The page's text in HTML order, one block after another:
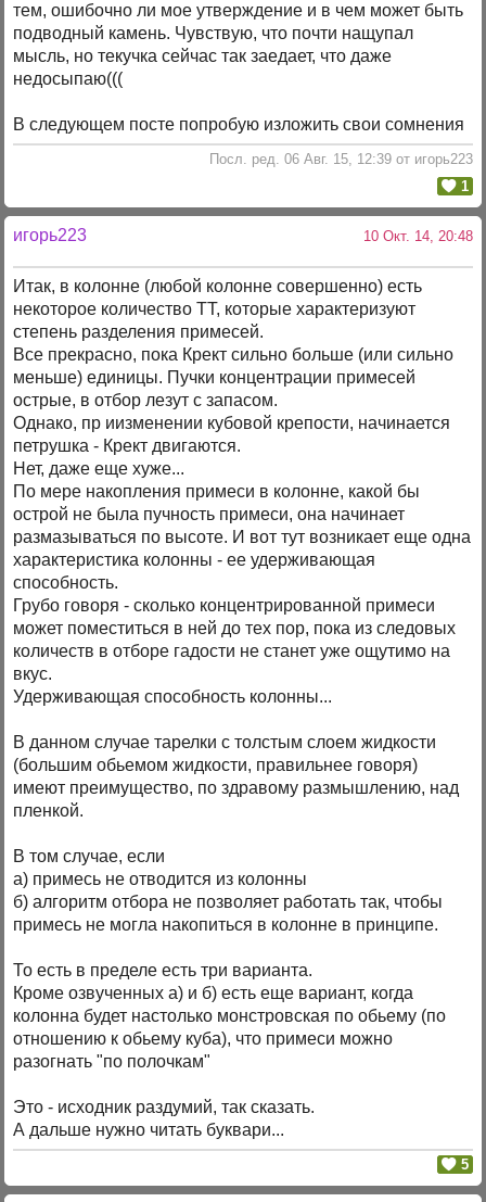
тем, ошибочно ли мое утверждение и в чем может быть
подводный камень. Чувствую, что почти нащупал
мысль, но текучка сейчас так заедает, что даже
недосыпаю(((
В следующем посте попробую изложить свои сомнения
Посл. ред. 06 Авг. 15, 12:39 от игорь223
1
игорь223 10 Окт. 14, 20:48
Итак, в колонне (любой колонне совершенно) есть
некоторое количество ТТ, которые характеризуют
степень разделения примесей.
Все прекрасно, пока Крект сильно больше (или сильно
меньше) единицы. Пучки концентрации примесей
острые, в отбор лезут с запасом.
Однако, пр иизменении кубовой крепости, начинается
петрушка - Крект двигаются.
Нет, даже еще хуже...
По мере накопления примеси в колонне, какой бы
острой не была пучность примеси, она начинает
размазываться по высоте. И вот тут возникает еще одна
характеристика колонны - ее удерживающая
способность.
Грубо говоря - сколько концентрированной примеси
может поместиться в ней до тех пор, пока из следовых
количеств в отборе гадости не станет уже ощутимо на
вкус.
Удерживающая способность колонны...
В данном случае тарелки с толстым слоем жидкости
(большим обьемом жидкости, правильнее говоря)
имеют преимущество, по здравому размышлению, над
пленкой.
В том случае, если
а) примесь не отводится из колонны
б) алгоритм отбора не позволяет работать так, чтобы
примесь не могла накопиться в колонне в принципе.
То есть в пределе есть три варианта.
Кроме озвученных а) и б) есть еще вариант, когда
колонна будет настолько монстровская по обьему (по
отношению к обьему куба), что примеси можно
разогнать "по полочкам"
Это - исходник раздумий, так сказать.
А дальше нужно читать буквари...
5